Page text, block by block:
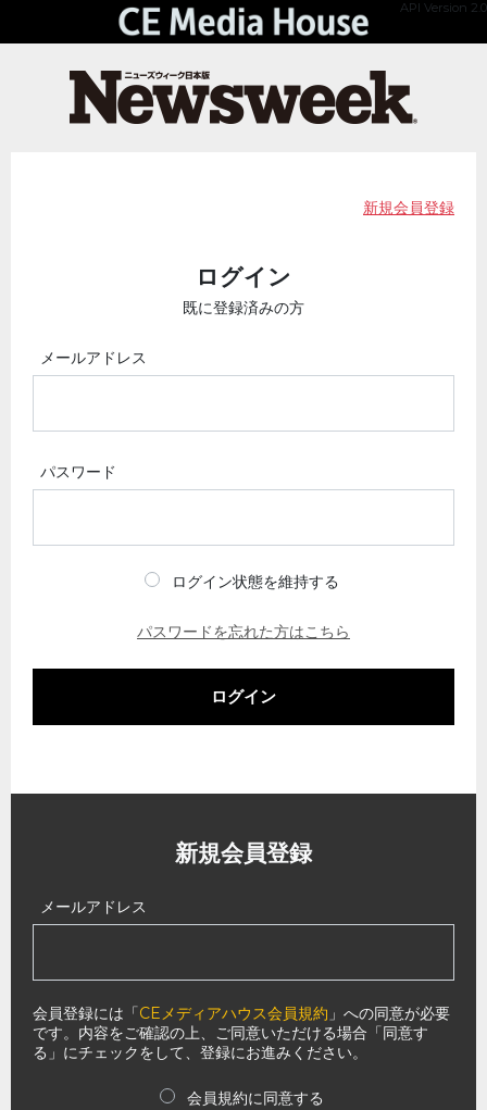
API Version 2.0
新規会員登録
ログイン
既に登録済みの方
メールアドレス
パスワード
ログイン状態を維持する
パスワードを忘れた方はこちら
ログイン
新規会員登録
メールアドレス
会員登録には「CEメディアハウス会員規約 」への同意が必要
です。内容をご確認の上、ご同意いただける場合「同意す
る」にチェックをして、登録にお進みください。
会員規約に同意する